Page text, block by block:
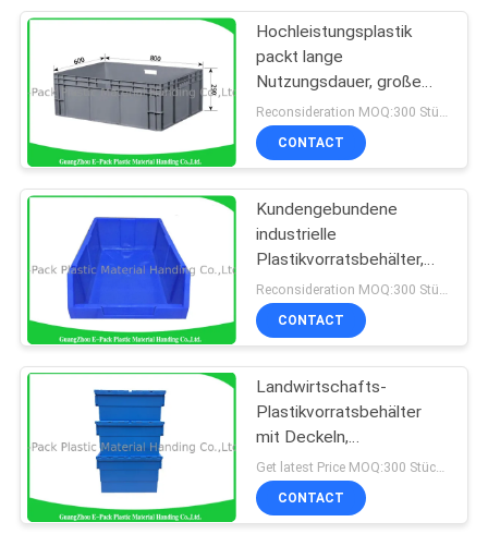
PRIVACY
POLICY
Hochleistungsplastik
packt lange
Nutzungsdauer, große
Plastikvorratsbehälter
pp. ein
Reconsideration MOQ:300 Stücke
CONTACT
Kundengebundene
industrielle
Plastikvorratsbehälter,
Standardgrößen-
stapelbare
Voorratsbehälter
CONTACT
Landwirtschafts-
Plastikvorratsbehälter
mit Deckeln,
kundengebundene große
Plastikmagazine
CONTACT